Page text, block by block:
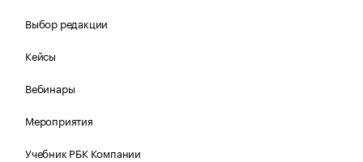
Выбор редакции
Кейсы
Вебинары
Мероприятия
Учебник РБК Компании